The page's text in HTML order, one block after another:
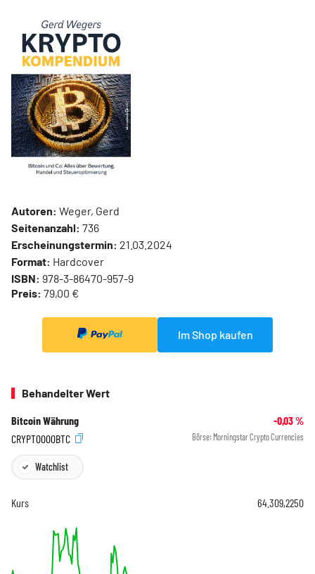
Autoren: Weger, Gerd
Seitenanzahl: 736
Erscheinungstermin: 21.03.2024
Format: Hardcover
ISBN: 978-3-86470-957-9
Preis: 79,00 €
Im Shop kaufen
Behandelter Wert
Bitcoin Währung -0,03%
CRYPT0000BTC
Börse: Morningstar Crypto Currencies
Watchlist
Kurs 64.309,2250